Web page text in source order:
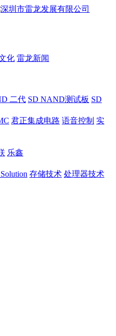
化 雷龙新闻
二代 SD NAND测试板 SD
君正集成电路 语音控制 实
乐鑫
存储技术 处理器技术